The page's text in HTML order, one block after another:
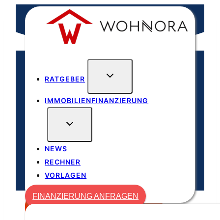
RATGEBER
IMMOBILIENFINANZIERUNG
NEWS
RECHNER
VORLAGEN
FINANZIERUNG ANFRAGEN
Neuigkeiten